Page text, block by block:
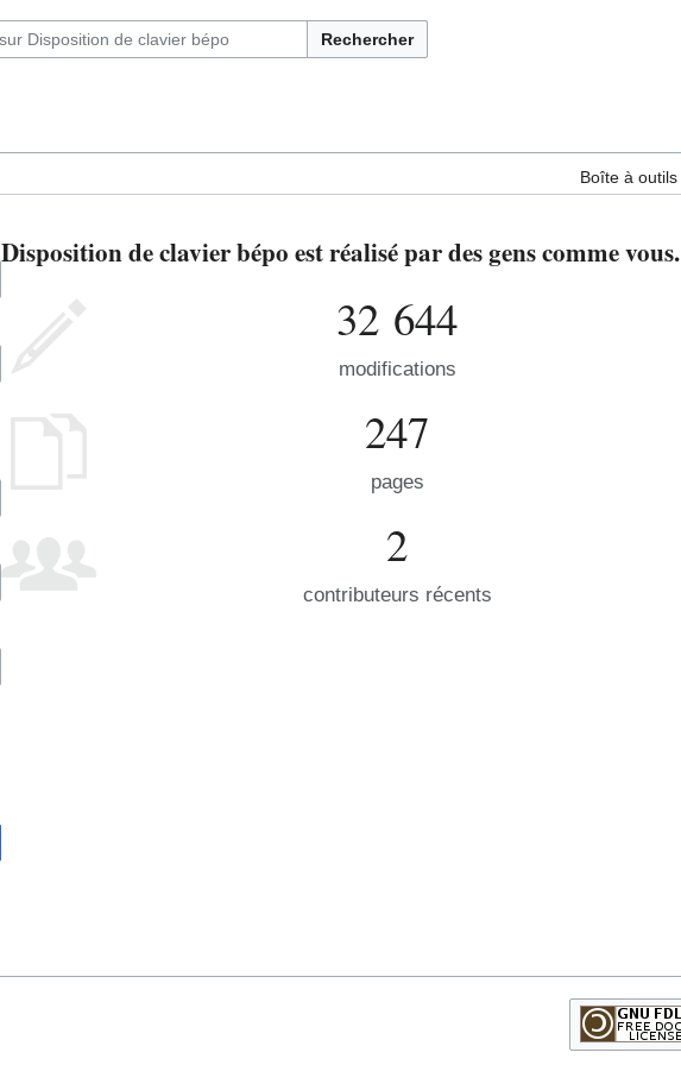
Rechercher
Boîte à outils
Disposition de clavier bépo est réalisé par des gens comme vous.
32 644
modifications
247
pages
2
contributeurs récents